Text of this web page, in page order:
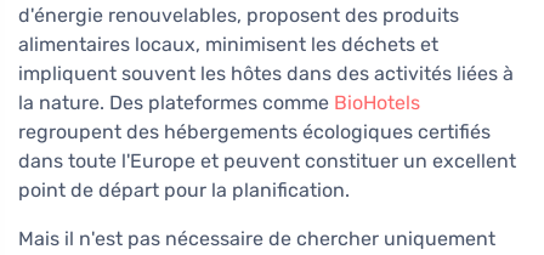
d'énergie renouvelables, proposent des produits
alimentaires locaux, minimisent les déchets et
impliquent souvent les hôtes dans des activités liées à
la nature. Des plateformes comme BioHotels
regroupent des hébergements écologiques certifiés
dans toute l'Europe et peuvent constituer un excellent
point de départ pour la planification.
Mais il n'est pas nécessaire de chercher uniquement